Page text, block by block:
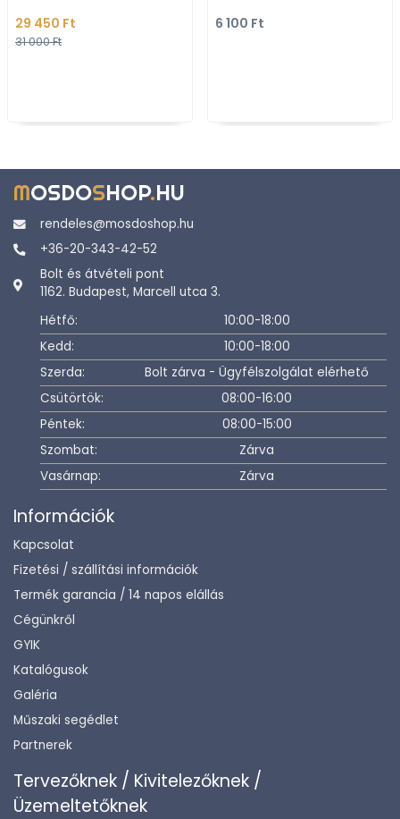
szerelhető
29 450 Ft
31 000 Ft
műanyag
6 100 Ft
MOSDOSHOP.HU
rendeles@mosdoshop.hu
+36-20-343-42-52
Bolt és átvételi pont
1162. Budapest, Marcell utca 3.
Hétfő:
10:00-18:00
Kedd:
10:00-18:00
Szerda:
Bolt zárva - Ügyfélszolgálat elérhető
Csütörtök:
08:00-16:00
Péntek:
08:00-15:00
Szombat:
Zárva
Vasárnap:
Zárva
Információk
Kapcsolat
Fizetési / szállítási információk
Termék garancia / 14 napos elállás
Cégünkről
GYIK
Katalógusok
Galéria
Műszaki segédlet
Partnerek
Tervezőknek / Kivitelezőknek /
Üzemeltetőknek